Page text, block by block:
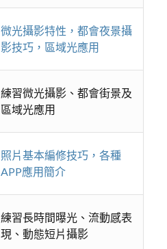
微光攝影特性，都會夜景攝
影技巧，區域光應用
練習微光攝影、都會街景及
區域光應用
照片基本編修技巧，各種
APP應用簡介
練習長時間曝光、流動感表
現、動態短片攝影